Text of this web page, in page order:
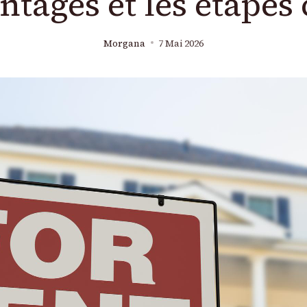
Morgana 7 Mai 2026